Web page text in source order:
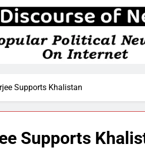
Supports Khalistan
Supports